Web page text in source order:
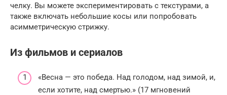
челку. Вы можете экспериментировать с текстурами, а
также включать небольшие косы или попробовать
асимметрическую стрижку.
Из фильмов и сериалов
«Весна — это победа. Над голодом, над зимой, и,
если хотите, над смертью.» (17 мгновений